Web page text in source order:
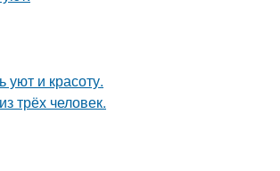
уют и красоту.
трёх человек.